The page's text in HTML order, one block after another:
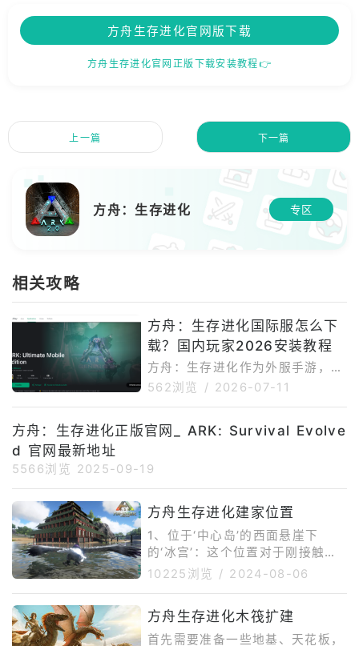
方舟生存进化官网版下载
方舟生存进化官网正版下载安装教程👉
上一篇 下一篇
方舟：生存进化 专区
相关攻略
方舟：生存进化国际服怎么下
载？国内玩家2026安装教程
方舟：生存进化作为外服手游，在
国内下载安装存在一定难度。首先
稳定，容易出现加载慢、下载中断
赖，部分安卓手机如果缺少Googl
ePlay服务，可能无法正常下载、
更新或启动游戏。再者，这类大型
生存沙盒游戏对设备性能、存储空
间和兼容性要求都较高，部分用户
还可能遇到商店搜不到游戏、提示
设备不兼容或安装后闪退等情况。
562浏览 / 2026-07-11
方舟：生存进化正版官网_ ARK: Survival Evolve
d 官网最新地址
5566浏览 2025-09-19
方舟生存进化建家位置
1、位于‘中心岛’的西面悬崖下
的‘冰宫’：这个位置对于刚接触方
舟这款游戏的玩家来说是很少前往
机聚合物，以及获得其附近的一枚
神器。2、浮空群岛右下角的一个
10225浏览 / 2024-08-06
方舟生存进化木筏扩建
首先需要准备一些地基、天花板，